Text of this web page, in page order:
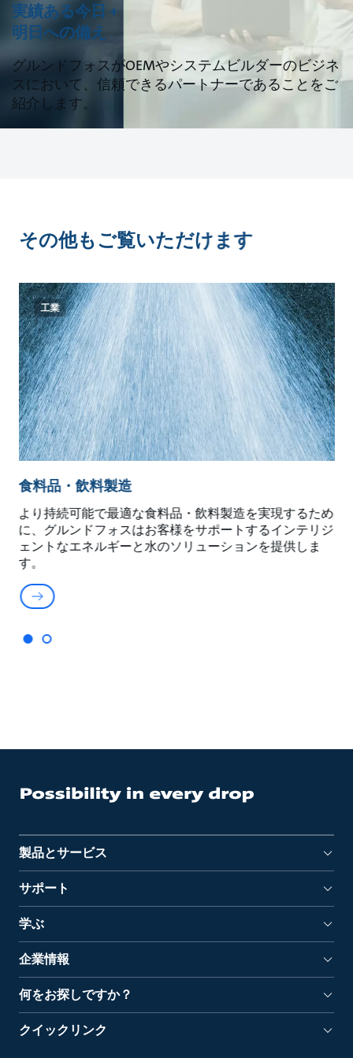
実績ある今日 +
明日への備え
グルンドフォスがOEMやシステムビルダーのビジネ
スにおいて、信頼できるパートナーであることをご
紹介します。
その他もご覧いただけます
工業
食料品・飲料製造
より持続可能で最適な食料品・飲料製造を実現するため
に、グルンドフォスはお客様をサポートするインテリジ
ェントなエネルギーと水のソリューションを提供しま
す。
製品とサービス
サポート
学ぶ
企業情報
何をお探しですか？
クイックリンク